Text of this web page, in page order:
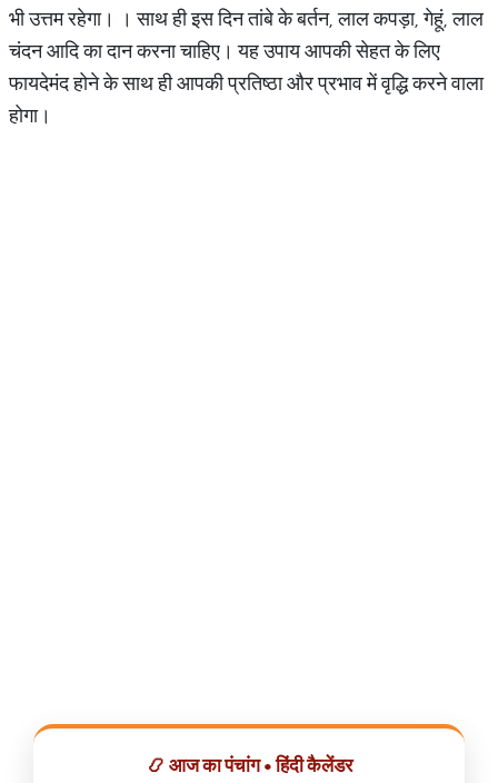
भी उत्तम रहेगा। । साथ ही इस दिन तांबे के बर्तन, लाल कपड़ा, गेहूं, लाल
चंदन आदि का दान करना चाहिए। यह उपाय आपकी सेहत के लिए
फायदेमंद होने के साथ ही आपकी प्रतिष्ठा और प्रभाव में वृद्धि करने वाला
होगा।
📿 आज का पंचांग • हिंदी कैलेंडर